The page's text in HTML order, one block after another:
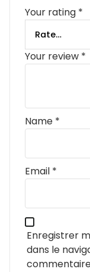
Your rating *
Your review *
Name *
Email *
Enregistrer
dans le